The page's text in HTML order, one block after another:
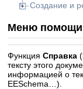
Создание и
Меню помощи
ФункцияСправка
тексту этого
информацией о
EESchema…).